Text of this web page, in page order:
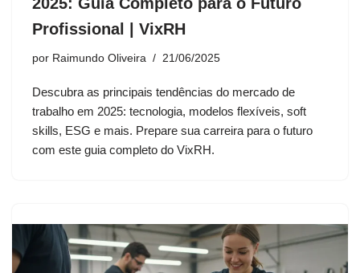
Profissional | VixRH
por Raimundo Oliveira 21/06/2025
Descubra as principais tendências do mercado de
trabalho em 2025: tecnologia, modelos flexíveis, soft
skills, ESG e mais. Prepare sua carreira para o futuro
com este guia completo do VixRH.